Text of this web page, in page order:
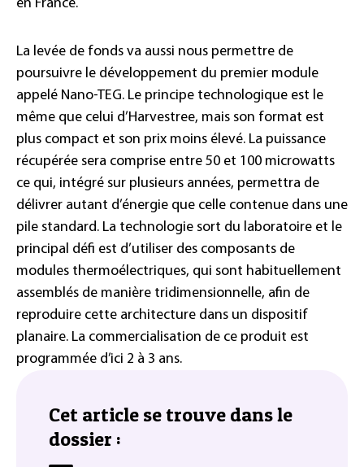
en France.
La levée de fonds va aussi nous permettre de
poursuivre le développement du premier module
appelé Nano-TEG. Le principe technologique est le
même que celui d’Harvestree, mais son format est
plus compact et son prix moins élevé. La puissance
récupérée sera comprise entre 50 et 100 microwatts
ce qui, intégré sur plusieurs années, permettra de
délivrer autant d’énergie que celle contenue dans une
pile standard. La technologie sort du laboratoire et le
principal défi est d’utiliser des composants de
modules thermoélectriques, qui sont habituellement
assemblés de manière tridimensionnelle, afin de
reproduire cette architecture dans un dispositif
planaire. La commercialisation de ce produit est
programmée d’ici 2 à 3 ans.
Cet article se trouve dans le
dossier :